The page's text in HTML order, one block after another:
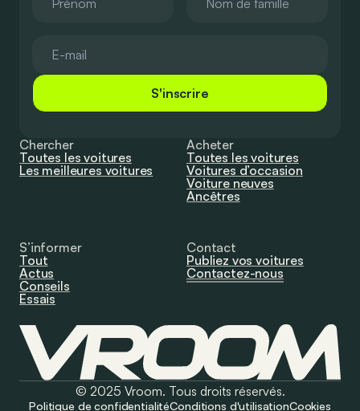
S'inscrire
Chercher
Toutes les voitures
Les meilleures voitures
Acheter
Toutes les voitures
Voitures d’occasion
Voiture neuves
Ancêtres
S’informer
Tout
Actus
Conseils
Essais
Contact
Publiez vos voitures
Contactez-nous
© 2025 Vroom. Tous droits réservés.
Politique de confidentialitéConditions d'utilisationCookies